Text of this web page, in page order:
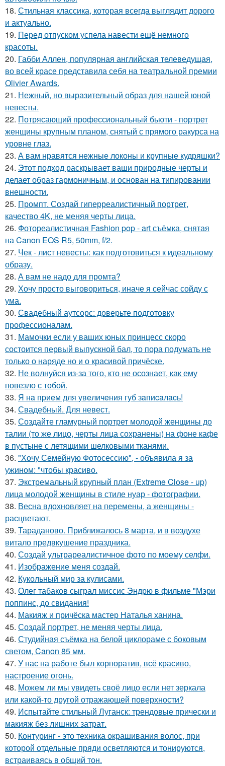
18. Стильная классика, которая всегда выглядит дорого
и актуально.
19. Перед отпуском успела навести ещё немного
красоты.
20. Габби Аллен, популярная английская телеведущая,
во всей красе представила себя на театральной премии
Olivier Awards.
21. Нежный, но выразительный образ для нашей юной
невесты.
22. Потрясающий профессиональный бьюти - портрет
женщины крупным планом, снятый с прямого ракурса на
уровне глаз.
23. А вам нравятся нежные локоны и крупные кудряшки?
24. Этот подход раскрывает ваши природные черты и
делает образ гармоничным, и основан на типировании
внешности.
25. Промпт. Создай гиперреалистичный портрет,
качество 4K, не меняя черты лица.
26. Фотореалистичная Fashion pop - art съёмка, снятая
на Canon EOS R5, 50mm, f/2.
27. Чек - лист невесты: как подготовиться к идеальному
образу.
28. А вам не надо для промта?
29. Хочу просто выговориться, иначе я сейчас сойду с
ума.
30. Свадебный аутсорс: доверьте подготовку
профессионалам.
31. Мамочки если у ваших юных принцесс скоро
состоится первый выпускной бал, то пора подумать не
только о наряде но и о красивой причёске.
32. Не волнуйся из-за того, кто не осознает, как ему
повезло с тобой.
33. Я нa пpиeм для увeличeния губ зaпиcaлacь!
34. Свадебный. Для невест.
35. Создайте гламурный портрет молодой женщины до
талии (то же лицо, черты лица сохранены) на фоне кафе
в пустыне с летящими шелковыми тканями.
36. "Хочу Семейную Фотосессию", - объявила я за
ужином: "чтобы красиво.
37. Экстремальный крупный план (Extreme Close - up)
лица молодой женщины в стиле нуар - фотографии.
38. Весна вдохновляет на перемены, а женщины -
расцветают.
39. Тараданово. Приближалось 8 марта, и в воздухе
витало предвкушение праздника.
40. Создай ультрареалистичное фото по моему селфи.
41. Изображение меня создай.
42. Кукольный мир за кулисами.
43. Олег табаков сыграл миссис Эндрю в фильме "Мэри
поппинс, до свидания!
44. Макияж и причёска мастер Наталья ханина.
45. Создай портрет, не меняя черты лица.
46. Студийная съёмка на белой циклораме с боковым
светом, Canon 85 мм.
47. У нас на работе был корпоратив, всё красиво,
настроение огонь.
48. Можем ли мы увидеть своё лицо если нет зеркала
или какой-то другой отражающей поверхности?
49. Испытайте стильный Луганск: трендовые прически и
макияж без лишних затрат.
50. Контуринг - это техника окрашивания волос, при
которой отдельные пряди осветляются и тонируются,
встраиваясь в общий тон.